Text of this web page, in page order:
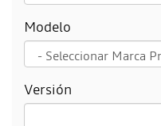
Modelo
Versión